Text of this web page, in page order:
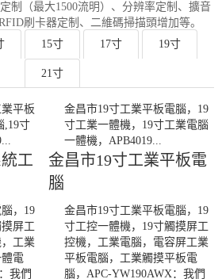
制（最大1500流明）、分辨率定制、擴音
刷卡器定制、二維碼掃描頭增加等。
15寸 17寸 19寸
21寸
平板
,19寸
工
金昌市19寸工業平板電腦，19
寸工業一體機，19寸工業電腦
一體機，APB4019...
金昌市19寸工業平板電
腦
，19
屏工
工業
電
我們
金昌市19寸工業平板電腦，19
寸工控一體機，19寸觸摸屏工
控機，工業電腦，電容屏工業
平板電腦，工業觸摸平板電
腦，APC-YW190AWX：我們